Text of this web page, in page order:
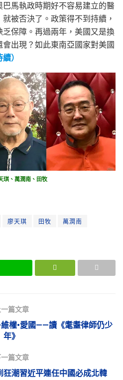
馬執政時期好不容易建立的醫
被否決了。政策得不到持續，
保障。再過兩年，美國又是換
出現？如此東南亞國家對美國
續）
琪、萬潤南、田牧
廖天琪 田牧 萬潤南
一篇文章
維權•愛國——讀《耄耋律師仍少
年》
一篇文章
狂潮習近平連任中國必成北韓